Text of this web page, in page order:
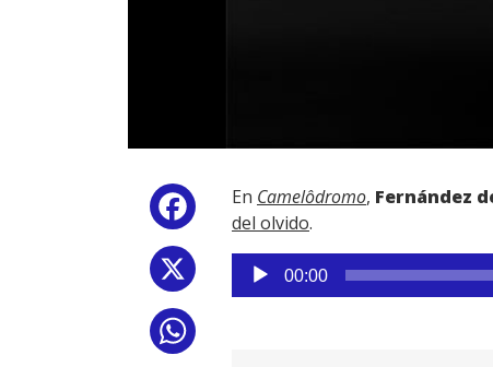
Facebook
En Camelôdromo, Fernández
del olvido.
Reproductor
de
00:00